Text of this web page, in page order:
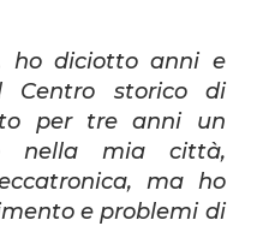
ho diciotto anni e
Centro storico di
per tre anni un
nella mia città,
ma ho
e problemi di